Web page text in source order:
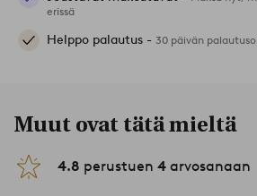
erissä
Helppo palautus - 30 päivän
Muut ovat tätä mieltä
4.8 perustuen 4 arvosanaan